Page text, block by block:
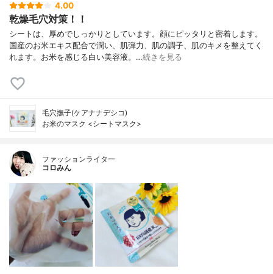
4.00
乾燥毛穴対策！！
シートは、厚めでしっかりとしています。顔にピッタリと密着します。
国産のお米エキス配合で潤い、肌弾力、肌の調子、肌のキメを整えてく
れます。お米を感じる白い美容液。…続きを見る
毛穴撫子(ケアナナデシコ)
お米のマスク <シートマスク>
ファッションライター
コロみん